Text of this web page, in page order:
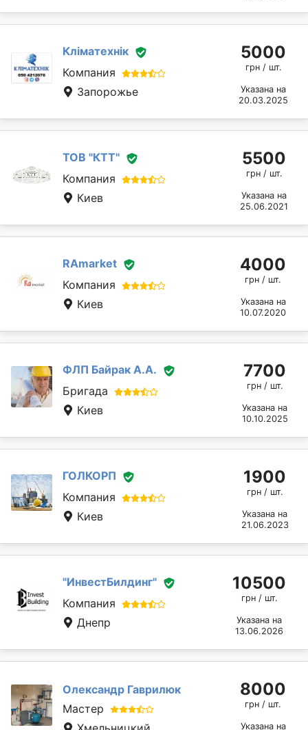
Кліматехнік
Компания
Запорожье
5000
грн / шт.
Указана на
20.03.2025
ТОВ "КТТ"
Компания
Киев
5500
грн / шт.
Указана на
25.06.2021
RAmarket
Компания
Киев
4000
грн / шт.
Указана на
10.07.2020
ФЛП Байрак А.А.
Бригада
Киев
7700
грн / шт.
Указана на
10.10.2025
ГОЛКОРП
Компания
Киев
1900
грн / шт.
Указана на
21.06.2023
"ИнвестБилдинг"
Компания
Днепр
10500
грн / шт.
Указана на
13.06.2026
Олександр Гаврилюк
Мастер
8000
грн / шт.
Указана на